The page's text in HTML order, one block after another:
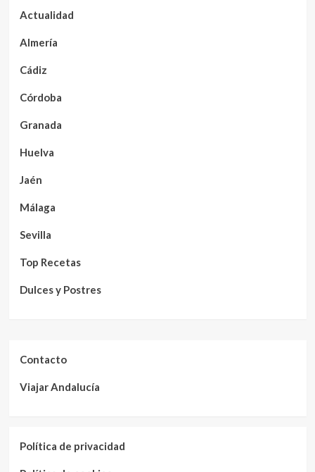
Actualidad
Almería
Cádiz
Córdoba
Granada
Huelva
Jaén
Málaga
Sevilla
Top Recetas
Dulces y Postres
Contacto
Viajar Andalucía
Política de privacidad